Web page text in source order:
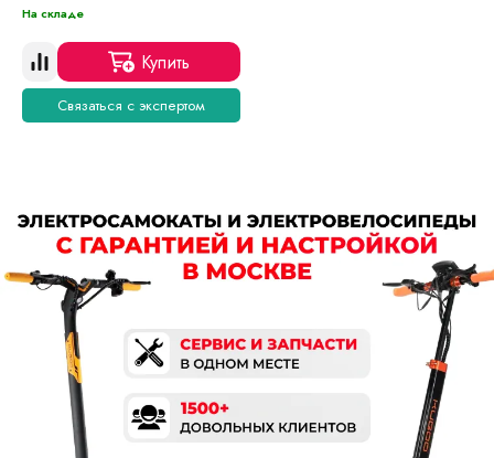
На складе
Купить
Связаться с экспертом